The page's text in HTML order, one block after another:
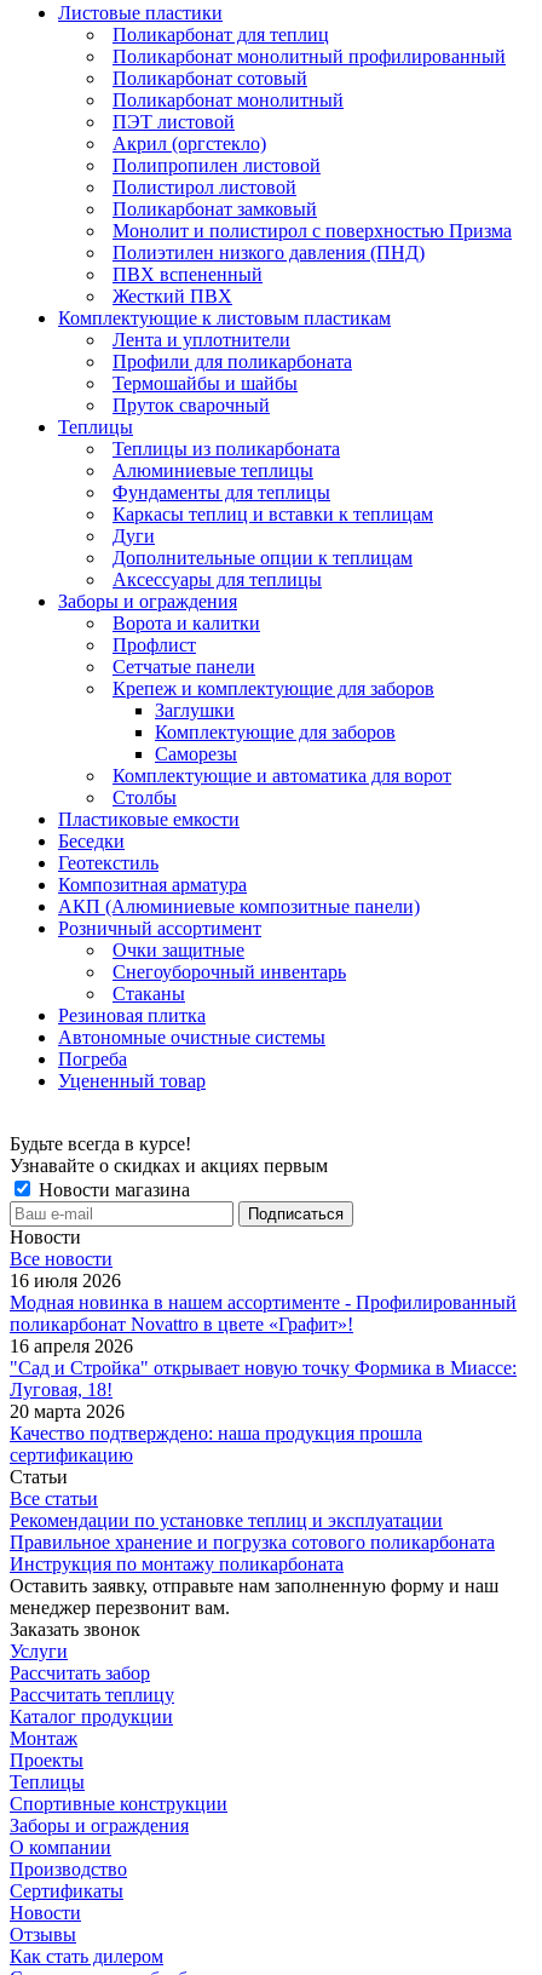
Листовые пластики
Поликарбонат для теплиц
Поликарбонат монолитный профилированный
Поликарбонат сотовый
Поликарбонат монолитный
ПЭТ листовой
Акрил (оргстекло)
Полипропилен листовой
Полистирол листовой
Поликарбонат замковый
Монолит и полистирол с поверхностью Призма
Полиэтилен низкого давления (ПНД)
ПВХ вспененный
Жесткий ПВХ
Комплектующие к листовым пластикам
Лента и уплотнители
Профили для поликарбоната
Термошайбы и шайбы
Пруток сварочный
Теплицы
Теплицы из поликарбоната
Алюминиевые теплицы
Фундаменты для теплицы
Каркасы теплиц и вставки к теплицам
Дуги
Дополнительные опции к теплицам
Аксессуары для теплицы
Заборы и ограждения
Ворота и калитки
Профлист
Сетчатые панели
Крепеж и комплектующие для заборов
Заглушки
Комплектующие для заборов
Саморезы
Комплектующие и автоматика для ворот
Столбы
Пластиковые емкости
Беседки
Геотекстиль
Композитная арматура
АКП (Алюминиевые композитные панели)
Розничный ассортимент
Очки защитные
Снегоуборочный инвентарь
Стаканы
Резиновая плитка
Автономные очистные системы
Погреба
Уцененный товар
Будьте всегда в курсе!
Узнавайте о скидках и акциях первым
Новости магазина
Новости
Все новости
16 июля 2026
Модная новинка в нашем ассортименте - Профилированный
поликарбонат Novattro в цвете «Графит»!
16 апреля 2026
"Сад и Стройка" открывает новую точку Формика в Миассе:
Луговая, 18!
20 марта 2026
Качество подтверждено: наша продукция прошла
сертификацию
Статьи
Все статьи
Рекомендации по установке теплиц и эксплуатации
Правильное хранение и погрузка сотового поликарбоната
Инструкция по монтажу поликарбоната
Оставить заявку, отправьте нам заполненную форму и наш
менеджер перезвонит вам.
Заказать звонок
Услуги
Рассчитать забор
Рассчитать теплицу
Каталог продукции
Монтаж
Проекты
Теплицы
Спортивные конструкции
Заборы и ограждения
О компании
Производство
Сертификаты
Новости
Отзывы
Как стать дилером